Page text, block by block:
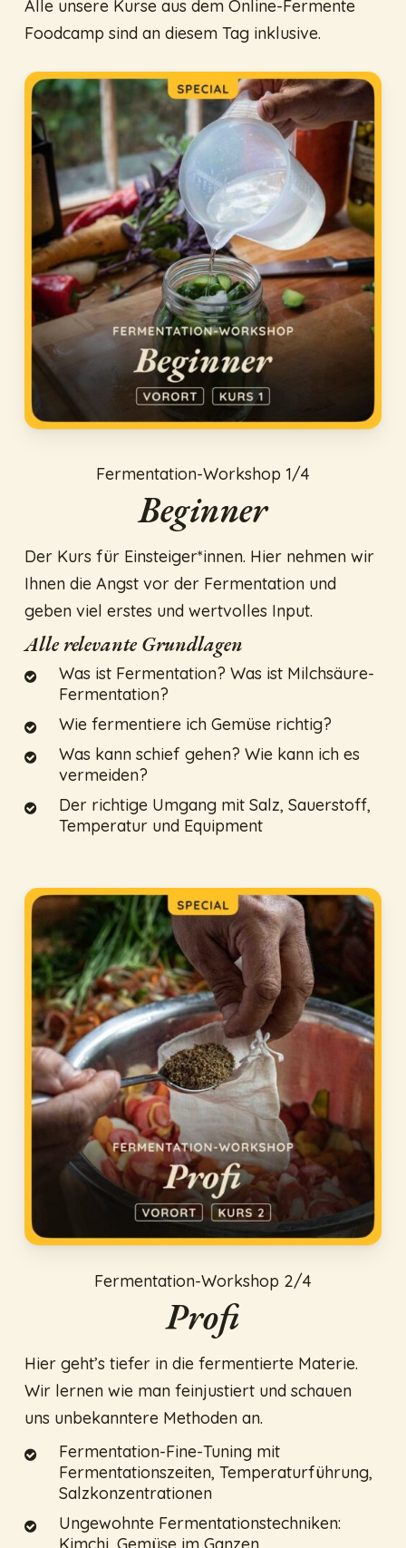
Alle unsere Kurse aus dem Online-Fermente
Foodcamp sind an diesem Tag inklusive.
Fermentation-Workshop 1/4
Beginner
Der Kurs für Einsteiger*innen. Hier nehmen wir
Ihnen die Angst vor der Fermentation und
geben viel erstes und wertvolles Input.
Alle relevante Grundlagen
Was ist Fermentation? Was ist Milchsäure-
Fermentation?
Wie fermentiere ich Gemüse richtig?
Was kann schief gehen? Wie kann ich es
vermeiden?
Der richtige Umgang mit Salz, Sauerstoff,
Temperatur und Equipment
Fermentation-Workshop 2/4
Profi
Hier geht’s tiefer in die fermentierte Materie.
Wir lernen wie man feinjustiert und schauen
uns unbekanntere Methoden an.
Fermentation-Fine-Tuning mit
Fermentationszeiten, Temperaturführung,
Salzkonzentrationen
Ungewohnte Fermentationstechniken: